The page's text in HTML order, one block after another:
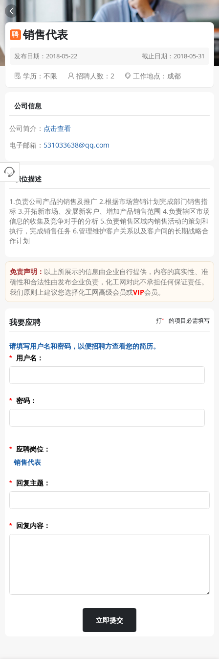
销售代表
发布日期：2018-05-22 截止日期：2018-05-31
学历：不限 招聘人数：2 工作地点：成都
公司信息
公司简介： 点击查看
电子邮箱： 531033638@qq.com
职位描述
1.负责公司产品的销售及推广 2.根据市场营销计划完成部门销售指
标 3.开拓新市场、发展新客户、增加产品销售范围 4.负责辖区市场
信息的收集及竞争对手的分析 5.负责销售区域内销售活动的策划和
执行，完成销售任务 6.管理维护客户关系以及客户间的长期战略合
作计划
免责声明： 以上所展示的信息由企业自行提供，内容的真实性、准
确性和合法性由发布企业负责，化工网对此不承担任何保证责任。
我们原则上建议您选择化工网高级会员或VIP会员。
我要应聘 打* 的项目必需填写
请填写用户名和密码，以便招聘方查看您的简历。
*
用户名：
* 密码：
* 应聘岗位：
销售代表
* 回复主题：
* 回复内容：
代表 应聘
日期：05-22
销售代表 应聘